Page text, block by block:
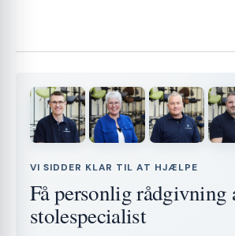
VI SIDDER KLAR TIL AT HJÆLPE
Få personlig rådgivning
stolespecialist